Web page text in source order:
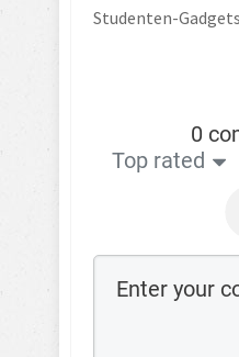
Studenten-
0
Top rated